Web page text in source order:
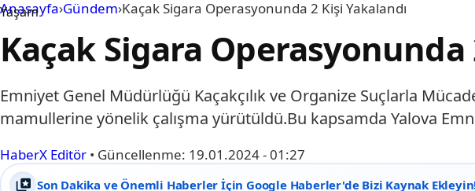
Yaşam
Anasayfa›Gündem›Kaçak Sigara Operasyonunda 2 Kişi Yakalandı
Kaçak Sigara Operasyonunda
Emniyet Genel Müdürlüğü Kaçakçılık ve Organize Suçlarla
mamullerine yönelik çalışma yürütüldü.Bu kapsamda Yalova
HaberX Editör • Güncellenme: 19.01.2024 - 01:27
Son Dakika ve Önemli Haberler İçin Google Haberler'de Bizi Kaynak